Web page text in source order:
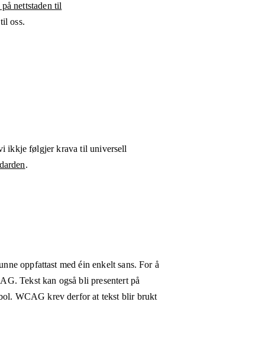
nettstaden til
oss.
ikkje følgjer krava til universell
.
oppfattast med éin enkelt sans. For å
Tekst kan også bli presentert på
WCAG krev derfor at tekst blir brukt